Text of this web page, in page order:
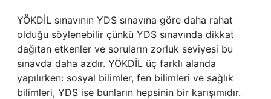
YÖKDİL sınavının YDS sınavına göre daha rahat
olduğu söylenebilir çünkü YDS sınavında dikkat
dağıtan etkenler ve soruların zorluk seviyesi bu
sınavda daha azdır. YÖKDİL üç farklı alanda
yapılırken: sosyal bilimler, fen bilimleri ve sağlık
bilimleri, YDS ise bunların hepsinin bir karışımıdır.